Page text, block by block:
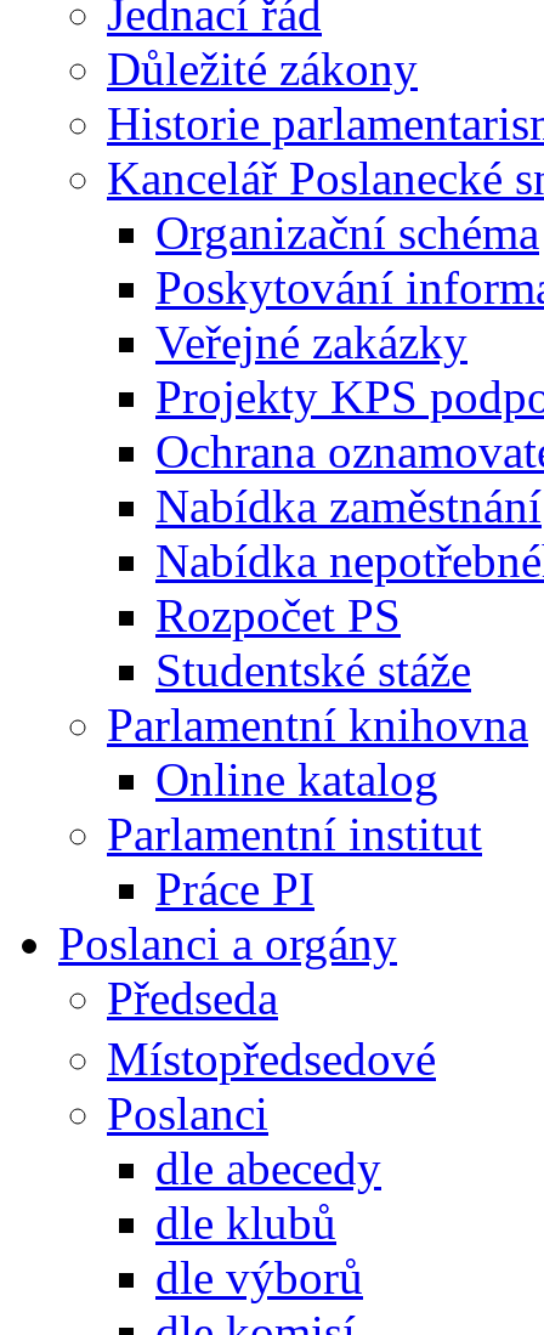
Jednací řád
Důležité zákony
Historie
Kancelář Poslanecké
Organizační schéma
Poskytování
Veřejné zakázky
Projekty KPS
Ochrana
Nabídka zaměstnání
Nabídka
Rozpočet PS
Studentské stáže
Parlamentní knihovna
Online katalog
Parlamentní institut
Práce PI
Poslanci a orgány
Předseda
Místopředsedové
Poslanci
dle abecedy
dle klubů
dle výborů